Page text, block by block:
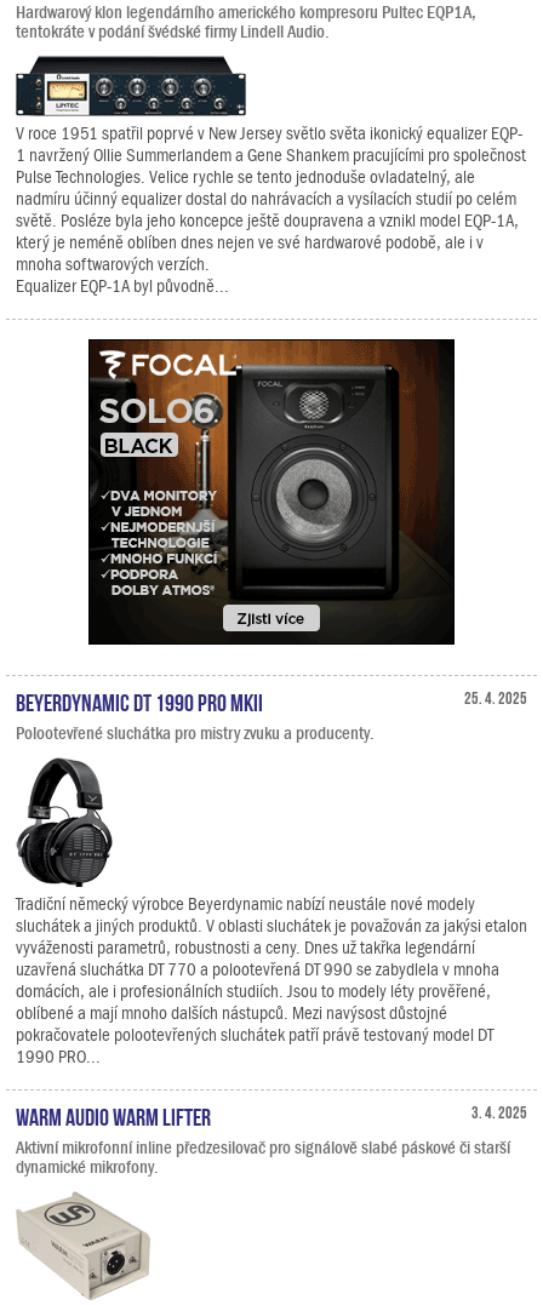
Hardwarový klon legendárního amerického kompresoru Pultec EQP1A,
tentokráte v podání švédské firmy Lindell Audio.
V roce 1951 spatřil poprvé v New Jersey světlo světa ikonický equalizer EQP-
1 navržený Ollie Summerlandem a Gene Shankem pracujícími pro společnost
Pulse Technologies. Velice rychle se tento jednoduše ovladatelný, ale
nadmíru účinný equalizer dostal do nahrávacích a vysílacích studií po celém
světě. Posléze byla jeho koncepce ještě doupravena a vznikl model EQP-1A,
který je neméně oblíben dnes nejen ve své hardwarové podobě, ale i v
mnoha softwarových verzích.
Equalizer EQP-1A byl původně...
25. 4. 2025
Beyerdynamic DT 1990 PRO MKII
Polootevřené sluchátka pro mistry zvuku a producenty.
Tradiční německý výrobce Beyerdynamic nabízí neustále nové modely
sluchátek a jiných produktů. V oblasti sluchátek je považován za jakýsi etalon
vyváženosti parametrů, robustnosti a ceny. Dnes už takřka legendární
uzavřená sluchátka DT 770 a polootevřená DT 990 se zabydlela v mnoha
domácích, ale i profesionálních studiích. Jsou to modely léty prověřené,
oblíbené a mají mnoho dalších nástupců. Mezi navýsost důstojné
pokračovatele polootevřených sluchátek patří právě testovaný model DT
1990 PRO...
3. 4. 2025
Warm Audio Warm Lifter
Aktivní mikrofonní inline předzesilovač pro signálově slabé páskové či starší
dynamické mikrofony.